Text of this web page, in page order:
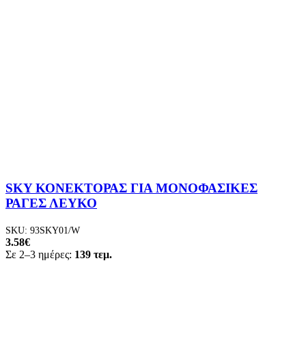
SKY ΚΟΝΕΚΤΟΡΑΣ ΓΙΑ ΜΟΝΟΦΑΣΙΚΕΣ
ΡΑΓΕΣ ΛΕΥΚΟ
SKU: 93SKY01/W
3.58€
Σε 2–3 ημέρες: 139 τεμ.